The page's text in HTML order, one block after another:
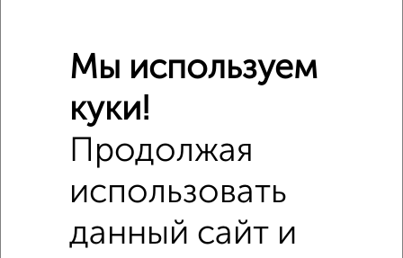
Мы используем
куки!
Продолжая
использовать
данный сайт и